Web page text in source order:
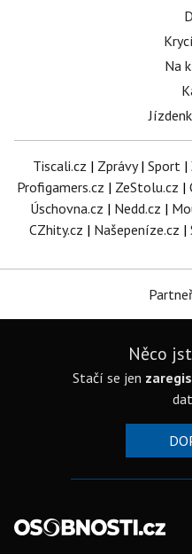
Na
Tiscali.cz | Zprávy| Sport |
Profigamers.cz | ZeStolu.cz |
Úschovna.cz | Nedd.cz |
CZhity.cz | Našepeníze.cz |
Něco
Stačí se jen